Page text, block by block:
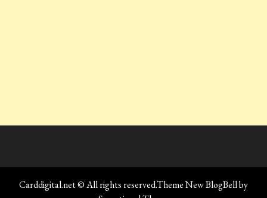
Carddigital.net © All rights reserved.Theme New BlogBell by